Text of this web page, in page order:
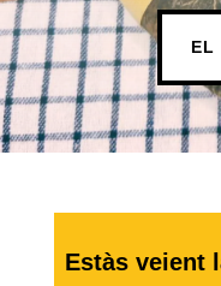
EL
Estàs veient